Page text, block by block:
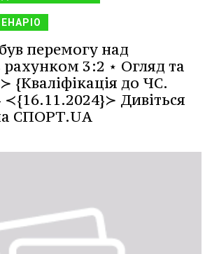
перемогу над
рахунком 3:2 ⋆ Огляд та
{Кваліфікація до ЧС.
Дивіться
СПОРТ.UA